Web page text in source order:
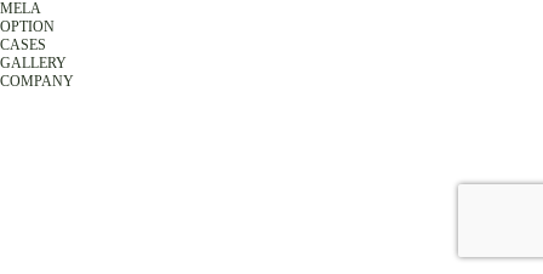
MELA
OPTION
CASES
GALLERY
COMPANY